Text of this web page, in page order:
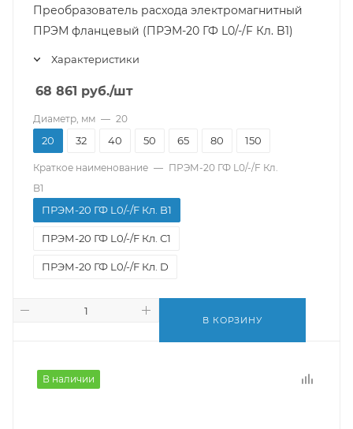
Преобразователь расхода электромагнитный
ПРЭМ фланцевый (ПРЭМ-20 ГФ L0/-/F Кл. B1)
Характеристики
68 861 руб./шт
Диаметр, мм — 20
20 32 40 50 65 80 150
Краткое наименование — ПРЭМ-20 ГФ L0/-/F Кл.
B1
ПРЭМ-20 ГФ L0/-/F Кл. B1
ПРЭМ-20 ГФ L0/-/F Кл. С1
ПРЭМ-20 ГФ L0/-/F Кл. D
В КОРЗИНУ
В наличии